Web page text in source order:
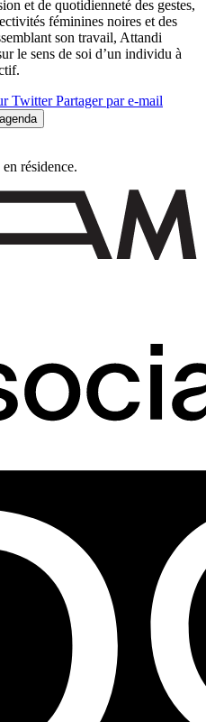
et de quotidienneté des gestes,
féminines noires et des
son travail, Attandi
le sens de soi d’un individu à
Twitter Partager par e-mail
résidence.